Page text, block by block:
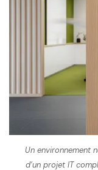
Un environnement
d’un projet IT